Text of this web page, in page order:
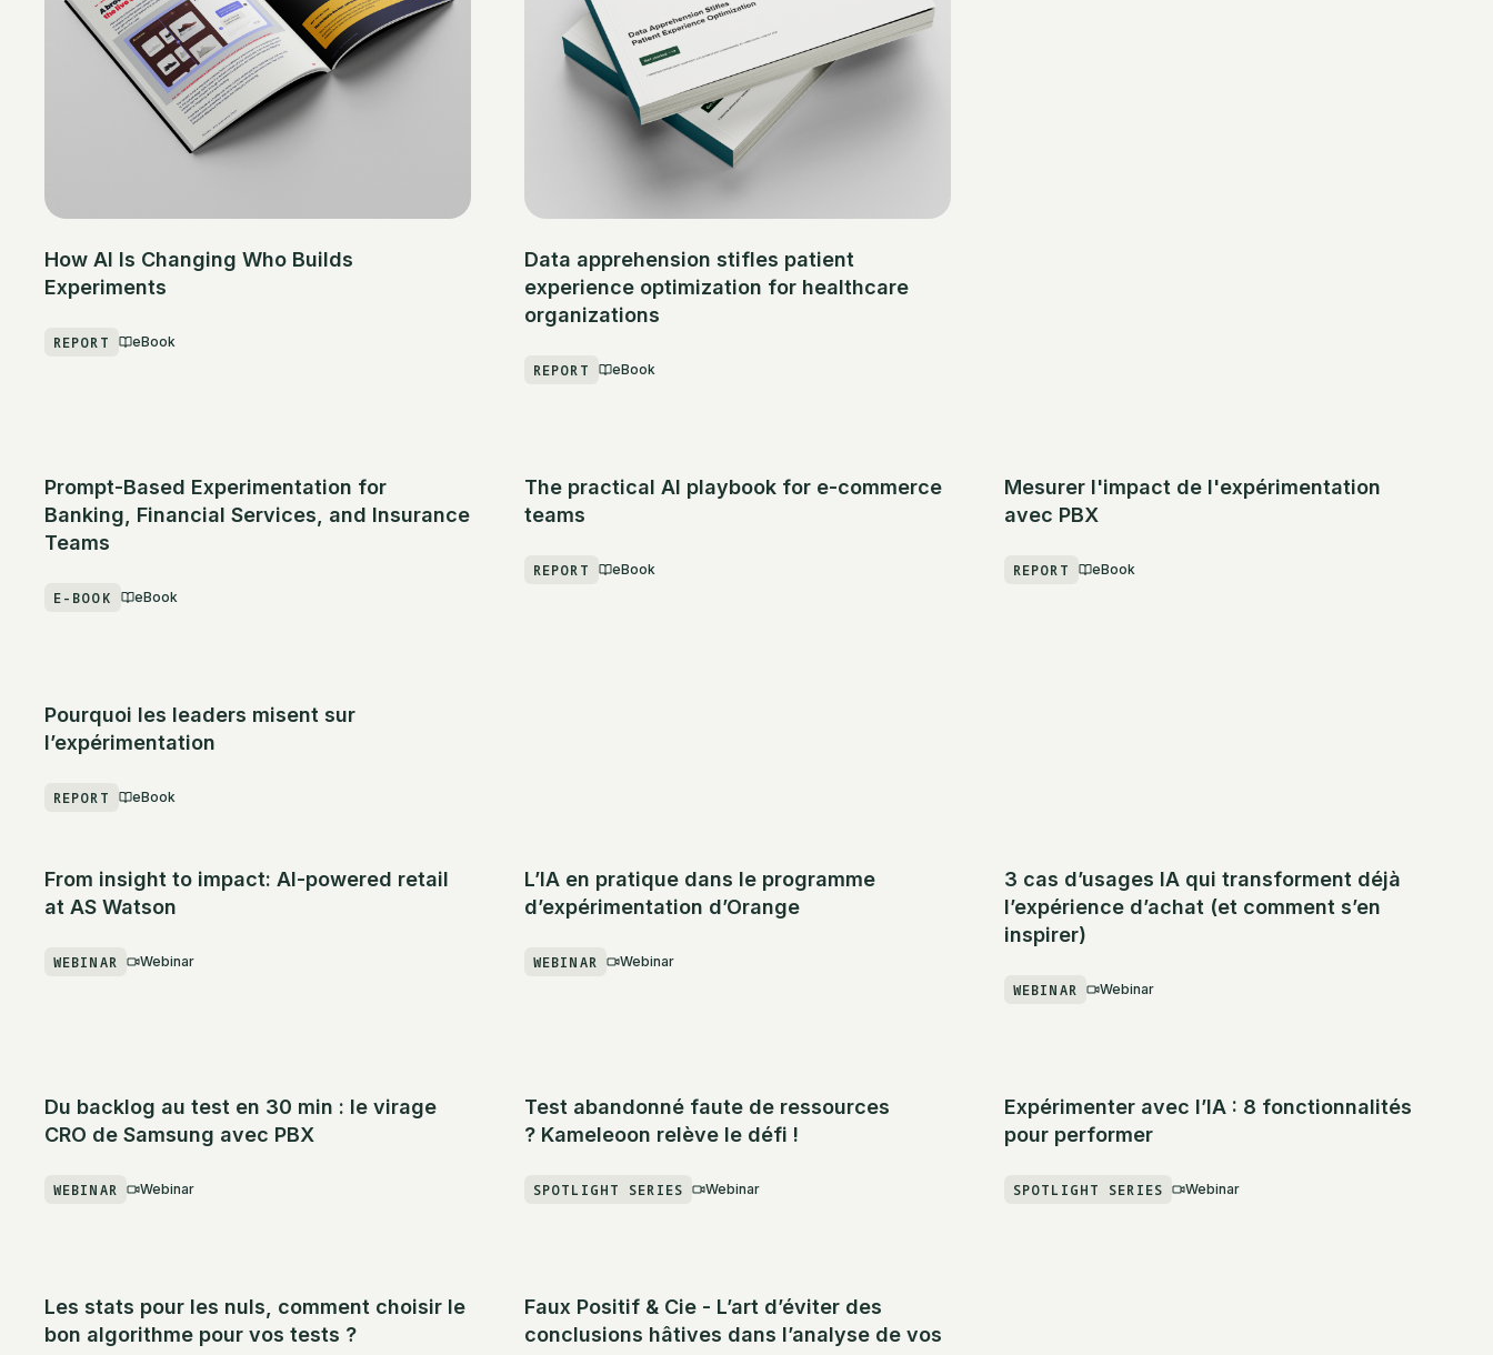
How AI Is Changing Who Builds
Experiments
REPORT eBook
Data apprehension stifles patient
experience optimization for healthcare
organizations
REPORT eBook
Prompt-Based Experimentation for
Banking, Financial Services, and Insurance
Teams
E-BOOK eBook
The practical AI playbook for e-commerce
teams
REPORT eBook
Mesurer l'impact de l'expérimentation
avec PBX
REPORT eBook
Pourquoi les leaders misent sur
l’expérimentation
REPORT eBook
From insight to impact: AI-powered retail
at AS Watson
WEBINAR Webinar
L’IA en pratique dans le programme
d’expérimentation d’Orange
WEBINAR Webinar
3 cas d’usages IA qui transforment déjà
l’expérience d’achat (et comment s’en
inspirer)
WEBINAR Webinar
Du backlog au test en 30 min : le virage
CRO de Samsung avec PBX
WEBINAR Webinar
Test abandonné faute de ressources
? Kameleoon relève le défi !
SPOTLIGHT SERIES Webinar
Expérimenter avec l’IA : 8 fonctionnalités
pour performer
SPOTLIGHT SERIES Webinar
Les stats pour les nuls, comment choisir le
bon algorithme pour vos tests ?
Faux Positif & Cie - L’art d’éviter des
conclusions hâtives dans l’analyse de vos